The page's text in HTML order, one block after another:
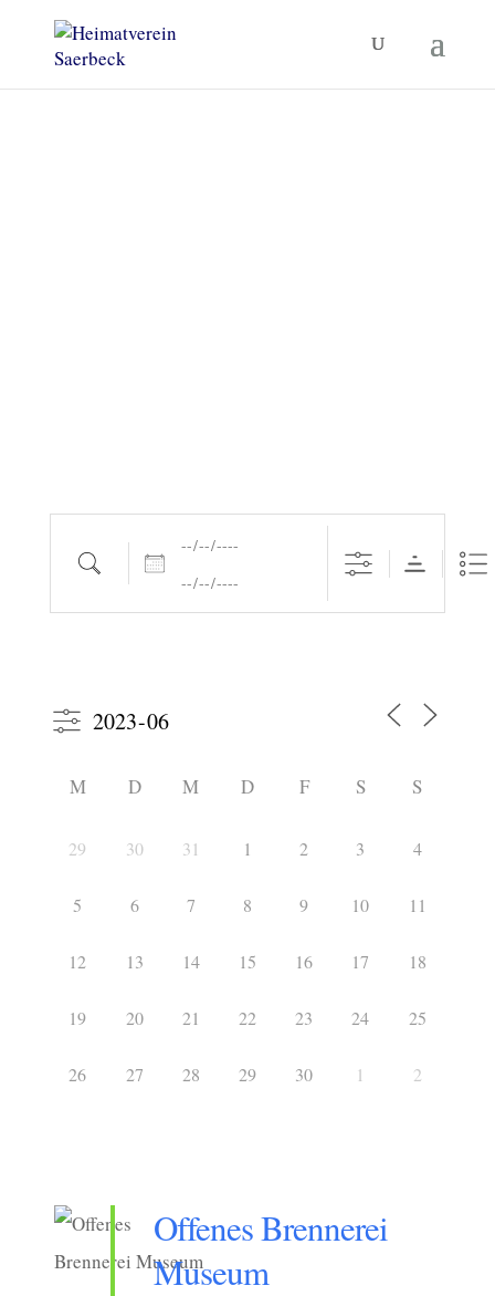
Suche
Daten
M D M D F S S
29 30 31 1 2 3 4
5 6 7 8 9 10 11
12 13 14 15 16 17 18
19 20 21 22 23 24 25
26 27 28 29 30 1 2
Offenes Brennerei
Museum